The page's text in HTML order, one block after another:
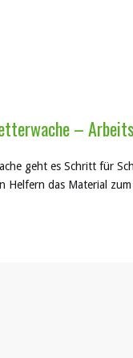
–
geht es Schritt für
Helfern das Material